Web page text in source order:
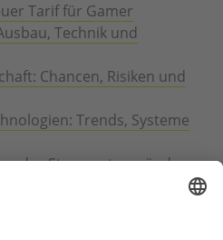
Tarif für Gamer
Technik und
Chancen, Risiken und
Trends, Systeme
das Stromnetz verändern
Effizienz, Netze und